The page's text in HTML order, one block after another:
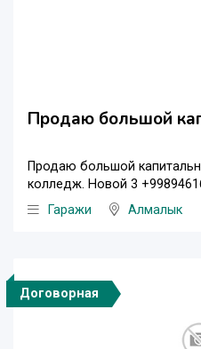
Продаю большой
Продаю большой
колледж. Новой 3
Гаражи
Алмалык
Договорная